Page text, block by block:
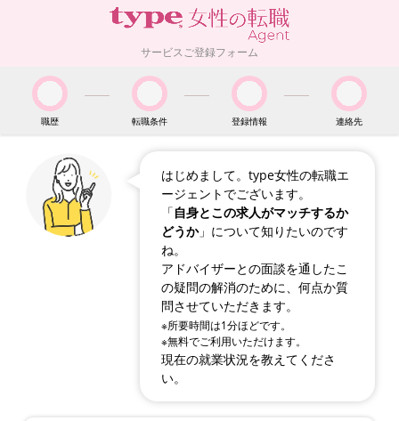
サービスご登録フォーム
職歴 転職条件 登録情報 連絡先
はじめまして。type女性の転職エ
ージェントでございます。
「自身とこの求人がマッチするか
どうか」について知りたいのです
ね。
アドバイザーとの面談を通したこ
の疑問の解消のために、何点か質
問させていただきます。
※所要時間は1分ほどです。
※無料でご利用いただけます。
現在の就業状況を教えてくださ
い。